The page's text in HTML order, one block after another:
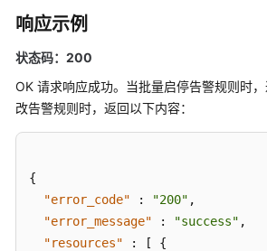
置
管
理
应
用
示
权
  } ],
响应示例
状态码：200
OK 请求响应成功。当批量启停告警规则时
改告警规则时，返回以下内容：
{
"error_code"
: "200" ,
"error_message"
: "success" ,
"resources"
: [
{